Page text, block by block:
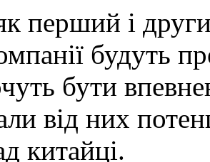
перший і
будуть
бути
від них
китайці.